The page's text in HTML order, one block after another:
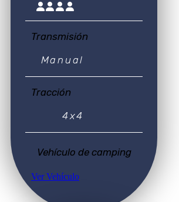
Transmisión
Manual
Tracción
4x4
Vehículo de camping
Ver Vehículo